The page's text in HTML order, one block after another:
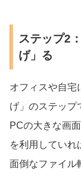
ステップ2
げ」る
オフィスや自宅
げ」のステップ
PCの大きな画
を利用していれ
面倒なファイル